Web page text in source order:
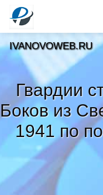
Гвардии
Боков из
1941 по
IVANOVOWEB.RU
Тренды новостей»
Рубрики »
Правила »